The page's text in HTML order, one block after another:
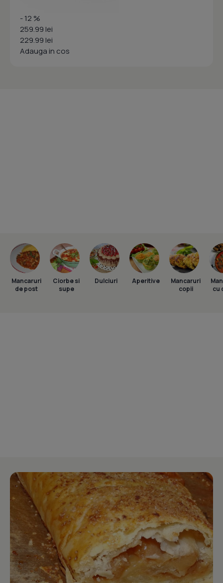
- 12 %
259.99 lei
229.99 lei
Adauga in cos
Mancaruri
de post
Ciorbe si
supe
Dulciuri Aperitive
Mancaruri
copii
cu